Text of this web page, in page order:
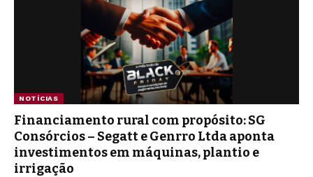
NOTÍCIAS
Financiamento rural com propósito: SG
Consórcios – Segatt e Genrro Ltda aponta
investimentos em máquinas, plantio e
irrigação